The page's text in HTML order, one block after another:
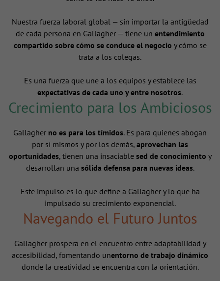
Nuestra fuerza laboral global — sin importar la antigüedad
de cada persona en Gallagher — tiene un entendimiento
compartido sobre cómo se conduce el negocio y cómo se
trata a los colegas.
Es una fuerza que une a los equipos y establece las
expectativas de cada uno y entre nosotros.
Crecimiento para los Ambiciosos
Gallagher no es para los tímidos. Es para quienes abogan
por sí mismos y por los demás, aprovechan las
oportunidades, tienen una insaciable sed de conocimiento y
desarrollan una sólida defensa para nuevas ideas.
Este impulso es lo que define a Gallagher y lo que ha
impulsado su crecimiento exponencial.
Navegando el Futuro Juntos
Gallagher prospera en el encuentro entre adaptabilidad y
accesibilidad, fomentando unentorno de trabajo dinámico
donde la creatividad se encuentra con la orientación.